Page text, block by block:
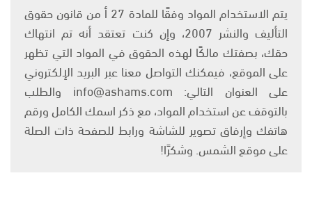
يتم الاستخدام المواد وفقًا للمادة 27 أ من قانون حقوق
التأليف والنشر 2007، وإن كنت تعتقد أنه تم انتهاك
حقك، بصفتك مالكًا لهذه الحقوق في المواد التي تظهر
على الموقع، فيمكنك التواصل معنا عبر البريد الإلكتروني
على العنوان التالي: info@ashams.com والطلب
بالتوقف عن استخدام المواد، مع ذكر اسمك الكامل ورقم
هاتفك وإرفاق تصوير للشاشة ورابط للصفحة ذات الصلة
على موقع الشمس. وشكرًا!